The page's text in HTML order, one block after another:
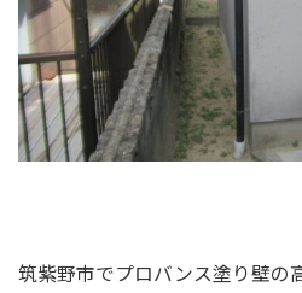
筑紫野市でプロバンス塗り壁の